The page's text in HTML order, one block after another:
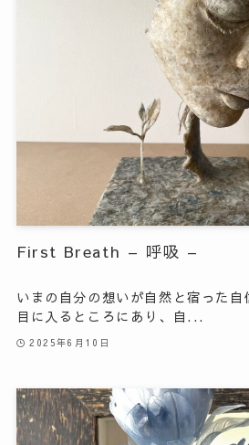
First Breath – 呼吸 –
いまの自分の想いが自然と宿った
目に入るところにあり、自...
2025年6月10日